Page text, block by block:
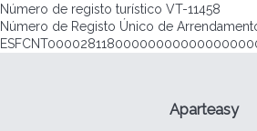
Número de registo turístico VT-11458
Número de Registo Único de
Aparteasy